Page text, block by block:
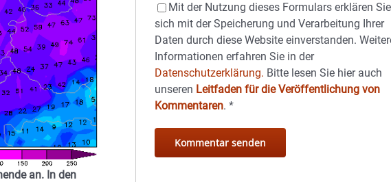
an. In den
Mit der Nutzung dieses Formulars erklären Sie
sich mit der Speicherung und Verarbeitung Ihrer
Daten durch diese Website einverstanden.
Informationen erfahren Sie in der
Datenschutzerklärung. Bitte lesen Sie hier auch
unseren Leitfaden für die Veröffentlichung von
Kommentaren.*